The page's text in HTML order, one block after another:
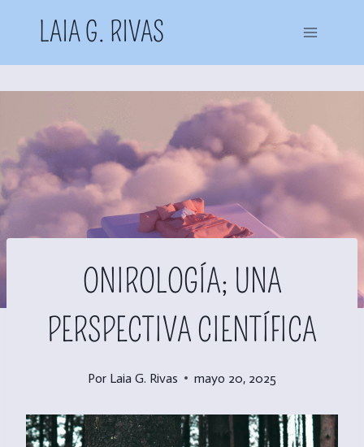
contenido
LAIA G. RIVAS
ONIROLOGÍA; UNA
PERSPECTIVA CIENTÍFICA
Por Laia G. Rivas mayo 20, 2025